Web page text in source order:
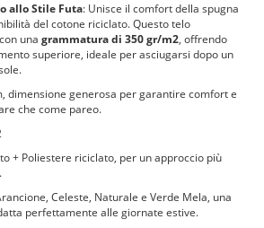
allo Stile Futa: Unisce il comfort della spugna
del cotone riciclato. Questo telo
una grammatura di 350 gr/m2, offrendo
superiore, ideale per asciugarsi dopo un
dimensione generosa per garantire comfort e
che come pareo.
+ Poliestere riciclato, per un approccio più
Celeste, Naturale e Verde Mela, una
perfettamente alle giornate estive.